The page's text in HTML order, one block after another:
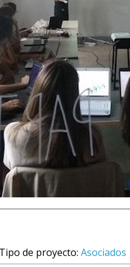
de proyecto: Asociados